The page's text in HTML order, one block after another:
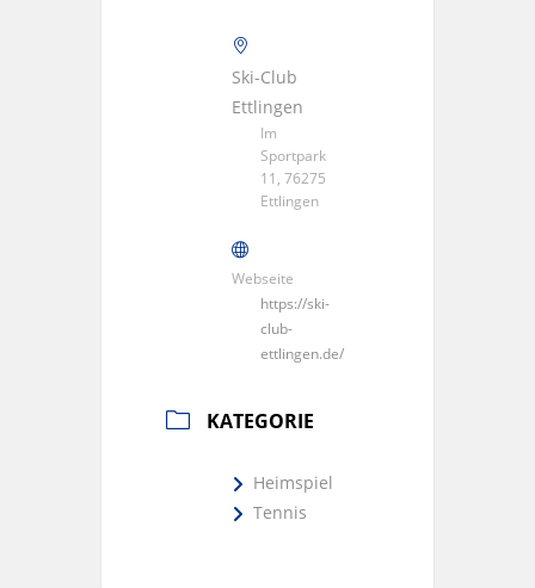
Ski-Club
Ettlingen
Im
Sportpark
11, 76275
Ettlingen
Webseite
https://ski-
club-
ettlingen.de/
KATEGORIE
Heimspiel
Tennis